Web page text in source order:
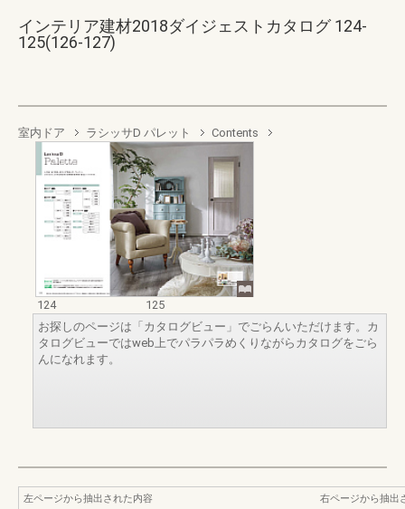
インテリア建材2018ダイジェストカタログ 124-
125(126-127)
室内ドア ラシッサD パレット Contents
124
125
お探しのページは「カタログビュー」でごらんいただけます。カ
タログビューではweb上でパラパラめくりながらカタログをごら
んになれます。
左ページから抽出された内容
右ページから抽出